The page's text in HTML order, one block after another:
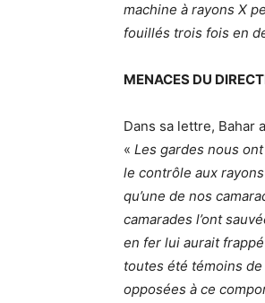
machine à rayons X
fouillés trois fois en
MENACES DU
Dans sa lettre, Bahar
« Les gardes nous
le contrôle aux
qu’une de nos
camarades l’ont
en fer lui aurait frappé
toutes été témoins
opposées à ce